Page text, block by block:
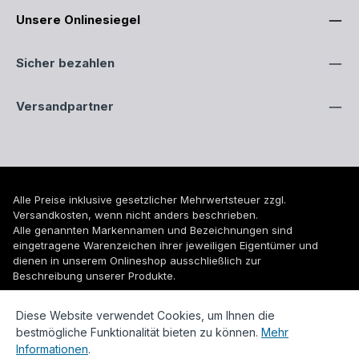
Unsere Onlinesiegel
Sicher bezahlen
Versandpartner
Alle Preise inklusive gesetzlicher Mehrwertsteuer zzgl.
Versandkosten, wenn nicht anders beschrieben.
Alle genannten Markennamen und Bezeichnungen sind
eingetragene Warenzeichen ihrer jeweiligen Eigentümer und
dienen in unserem Onlineshop ausschließlich zur
Beschreibung unserer Produkte.
© 2026 WUH24.de - Weigel und Unger Heizungs- und
Sanitärtechnik GmbH
Diese Website verwendet Cookies, um Ihnen die
bestmögliche Funktionalität bieten zu können. Mehr
Informationen.